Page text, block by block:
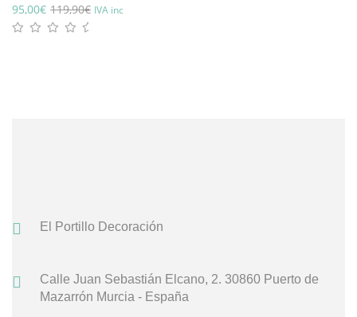
119,90€
95,00€ IVA inc
El Portillo Decoración
Calle Juan Sebastián Elcano, 2. 30860 Puerto de
Mazarrón Murcia - España